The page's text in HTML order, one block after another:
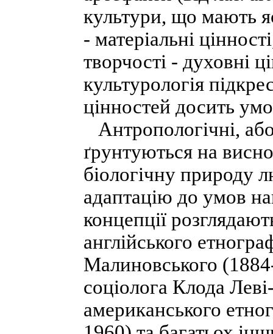
культури, що мають
- матеріальні
творчості - духовні
культурологія
цінностей досить
Антропологічні,
ґрунтуються на
біологічну природу
адаптацію до умов
концепції
англійського
Малиновського
соціолога Клода
американського